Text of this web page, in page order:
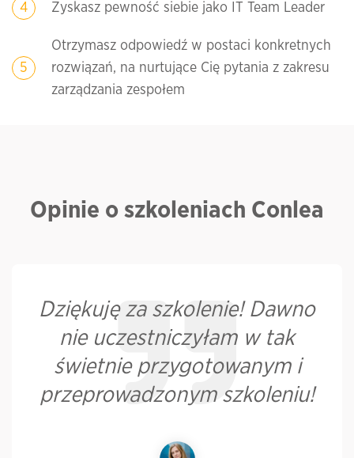
Zyskasz pewność siebie jako IT Team Leader
Otrzymasz odpowiedź w postaci konkretnych
rozwiązań, na nurtujące Cię pytania z zakresu
zarządzania zespołem
Opinie o szkoleniach Conlea
Dziękuję za szkolenie! Dawno
nie uczestniczyłam w tak
świetnie przygotowanym i
przeprowadzonym szkoleniu!